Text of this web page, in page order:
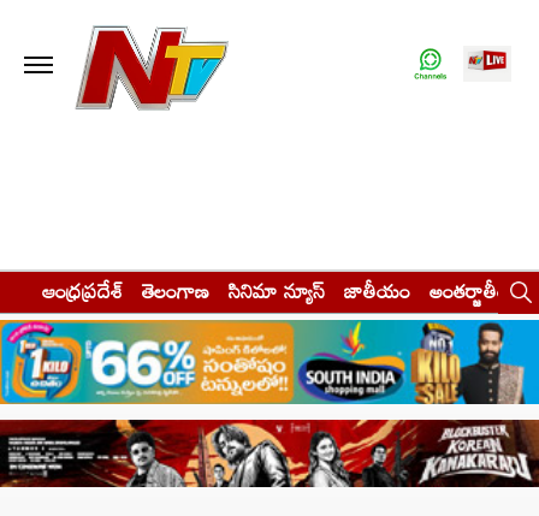
ఆంధ్రప్రదేశ్ తెలంగాణ సినిమా న్యూస్ జాతీయం అంతర్జాతీయం